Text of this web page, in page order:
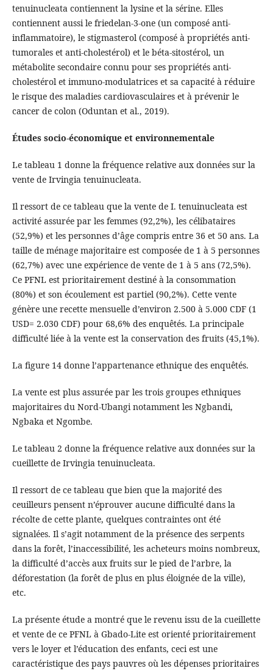
tenuinucleata contiennent la lysine et la sérine. Elles
contiennent aussi le friedelan-3-one (un composé anti-
inflammatoire), le stigmasterol (composé à propriétés anti-
tumorales et anti-cholestérol) et le béta-sitostérol, un
métabolite secondaire connu pour ses propriétés anti-
cholestérol et immuno-modulatrices et sa capacité à réduire
le risque des maladies cardiovasculaires et à prévenir le
cancer de colon (Oduntan et al., 2019).
Études socio-économique et environnementale
Le tableau 1 donne la fréquence relative aux données sur la
vente de Irvingia tenuinucleata.
Il ressort de ce tableau que la vente de I. tenuinucleata est
activité assurée par les femmes (92,2%), les célibataires
(52,9%) et les personnes d’âge compris entre 36 et 50 ans. La
taille de ménage majoritaire est composée de 1 à 5 personnes
(62,7%) avec une expérience de vente de 1 à 5 ans (72,5%).
Ce PFNL est prioritairement destiné à la consommation
(80%) et son écoulement est partiel (90,2%). Cette vente
génère une recette mensuelle d’environ 2.500 à 5.000 CDF (1
USD= 2.030 CDF) pour 68,6% des enquêtés. La principale
difficulté liée à la vente est la conservation des fruits (45,1%).
La figure 14 donne l’appartenance ethnique des enquêtés.
La vente est plus assurée par les trois groupes ethniques
majoritaires du Nord-Ubangi notamment les Ngbandi,
Ngbaka et Ngombe.
Le tableau 2 donne la fréquence relative aux données sur la
cueillette de Irvingia tenuinucleata.
Il ressort de ce tableau que bien que la majorité des
ceuilleurs pensent n’éprouver aucune difficulté dans la
récolte de cette plante, quelques contraintes ont été
signalées. Il s’agit notamment de la présence des serpents
dans la forêt, l’inaccessibilité, les acheteurs moins nombreux,
la difficulté d’accès aux fruits sur le pied de l’arbre, la
déforestation (la forêt de plus en plus éloignée de la ville),
etc.
La présente étude a montré que le revenu issu de la cueillette
et vente de ce PFNL à Gbado-Lite est orienté prioritairement
vers le loyer et l’éducation des enfants, ceci est une
caractéristique des pays pauvres où les dépenses prioritaires